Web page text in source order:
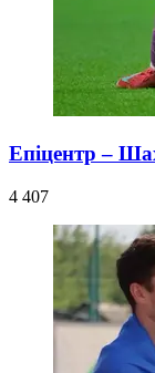
Епіцентр –
4 407